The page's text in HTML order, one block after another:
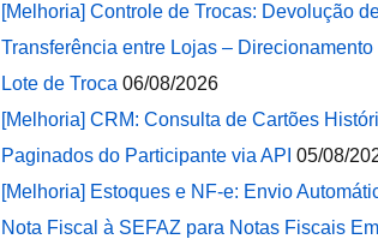
[Melhoria] Controle de Trocas: Devolução
Transferência entre Lojas – Direcionamento
Lote de Troca 06/08/2026
[Melhoria] CRM: Consulta de Cartões
Paginados do Participante via API 05/08/
[Melhoria] Estoques e NF-e: Envio
Nota Fiscal à SEFAZ para Notas Fiscais